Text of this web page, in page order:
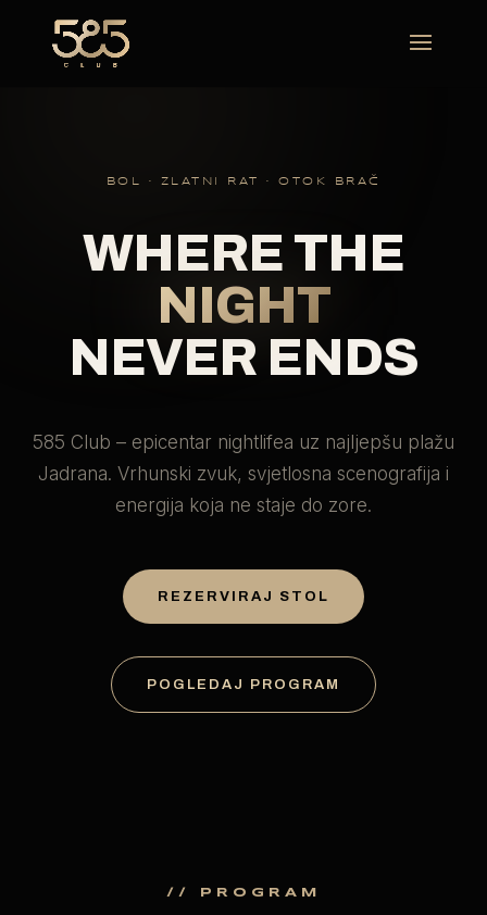
BOL · ZLATNI RAT · OTOK BRAČ
WHERE THE
NIGHT
NEVER ENDS
585 Club – epicentar nightlifea uz najljepšu plažu
Jadrana. Vrhunski zvuk, svjetlosna scenografija i
energija koja ne staje do zore.
REZERVIRAJ STOL
POGLEDAJ PROGRAM
// PROGRAM